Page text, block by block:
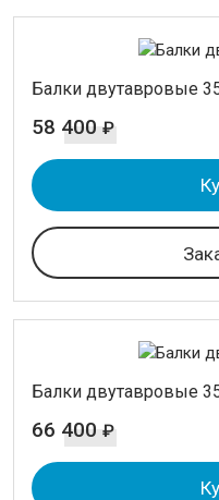
Балки двутавровые
58 400 ₽
Балки двутавровые
66 400 ₽